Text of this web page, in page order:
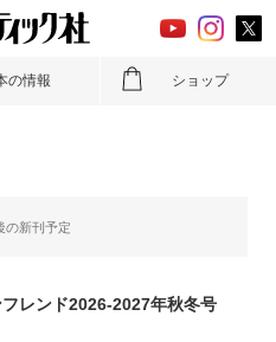
の情報 ショップ
の新刊予定
フレンド2026-2027年秋冬号